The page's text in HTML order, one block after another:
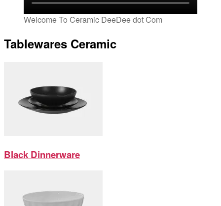
Welcome To Ceramic DeeDee dot Com
Tablewares Ceramic
Black Dinnerware